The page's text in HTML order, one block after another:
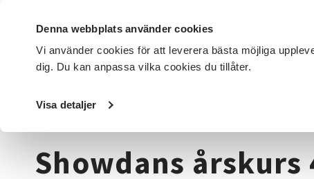
Denna webbplats använder cookies
Vi använder cookies för att leverera bästa möjliga
dig. Du kan anpassa vilka cookies du tillåter.
Visa detaljer
DET HÄR GÖR VI FÖR DIG SOM SÖK KURSER OCH
Startsida / Kurser och evenemang
Showdans